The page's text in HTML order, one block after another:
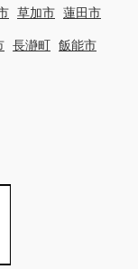
草加市 蓮田市
長瀞町 飯能市